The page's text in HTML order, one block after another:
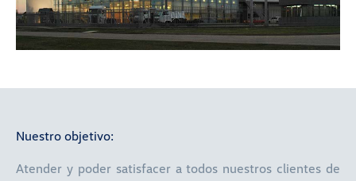
Nuestro objetivo:
Atender y poder satisfacer a todos nuestros clientes de